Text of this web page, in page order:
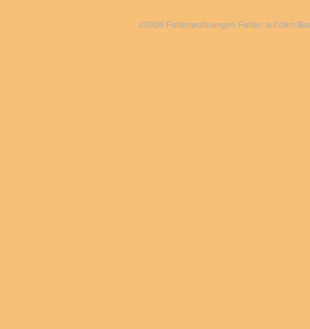
©2026 Ferienwohnungen Ferien auf dem